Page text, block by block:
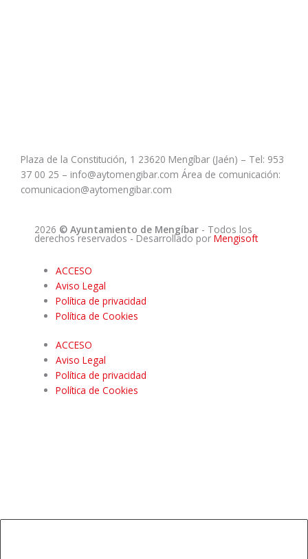
Plaza de la Constitución, 1 23620 Mengíbar (Jaén) – Tel: 953
37 00 25 – info@aytomengibar.com Área de comunicación:
comunicacion@aytomengibar.com
2026 © Ayuntamiento de Mengíbar - Todos los
derechos reservados - Desarrollado por Mengisoft
ACCESO
Aviso Legal
Política de privacidad
Política de Cookies
ACCESO
Aviso Legal
Política de privacidad
Política de Cookies